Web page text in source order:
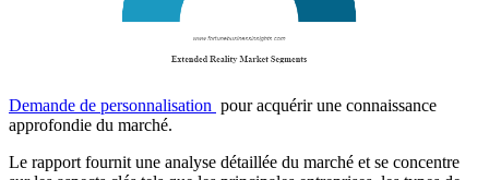
Demande de personnalisation pour acquérir une connaissance
approfondie du marché.
Le rapport fournit une analyse détaillée du marché et se concentre